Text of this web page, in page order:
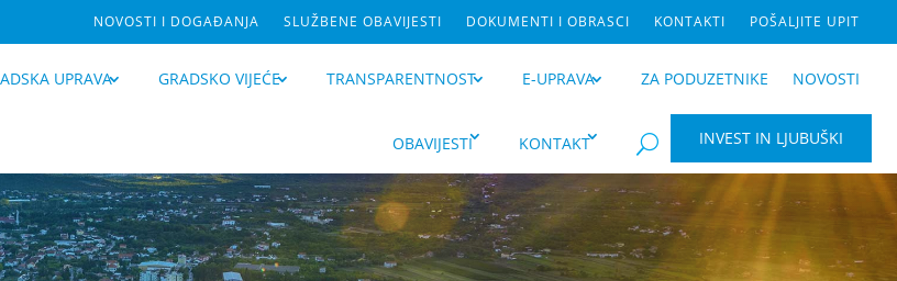
NOVOSTI I DOGAĐANJA SLUŽBENE OBAVIJESTI DOKUMENTI I OBRASCI KONTAKTI POŠALJITE UPIT
UPRAVA GRADSKO VIJEĆE TRANSPARENTNOST E-UPRAVA ZA PODUZETNIKE NOVOSTI
OBAVIJESTI KONTAKT U INVEST IN LJUBUŠKI